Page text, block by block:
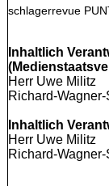
schlagerrevue
Inhaltlich
Herr Uwe Militz
Richard-
Inhaltlich
Herr Uwe Militz
Richard-